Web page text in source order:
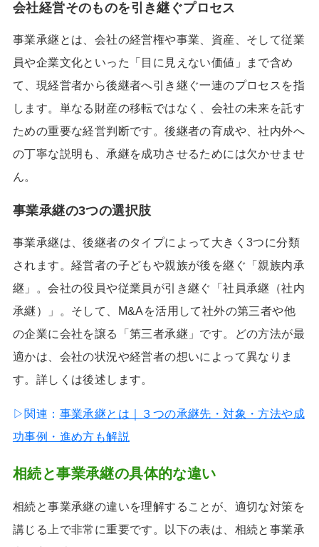
会社経営そのものを引き継ぐプロセス
事業承継とは、会社の経営権や事業、資産、そして従業
員や企業文化といった「目に見えない価値」まで含め
て、現経営者から後継者へ引き継ぐ一連のプロセスを指
します。単なる財産の移転ではなく、会社の未来を託す
ための重要な経営判断です。後継者の育成や、社内外へ
の丁寧な説明も、承継を成功させるためには欠かせませ
ん。
事業承継の3つの選択肢
事業承継は、後継者のタイプによって大きく3つに分類
されます。経営者の子どもや親族が後を継ぐ「親族内承
継」。会社の役員や従業員が引き継ぐ「社員承継（社内
承継）」。そして、M&Aを活用して社外の第三者や他
の企業に会社を譲る「第三者承継」です。どの方法が最
適かは、会社の状況や経営者の想いによって異なりま
す。詳しくは後述します。
▷関連： 事業承継とは｜３つの承継先・対象・方法や成
功事例・進め方も解説
相続と事業承継の具体的な違い
相続と事業承継の違いを理解することが、適切な対策を
講じる上で非常に重要です。以下の表は、相続と事業承